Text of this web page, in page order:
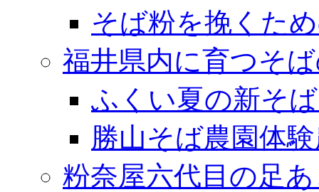
そば粉を挽くた
福井県内に育つそ
ふくい夏の新そ
勝山そば農園体
粉奈屋六代目の足